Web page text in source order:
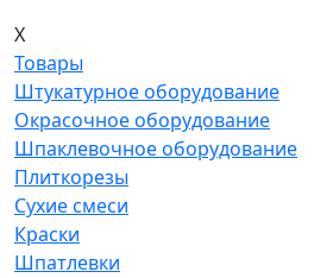
X
Товары
Штукатурное оборудование
Окрасочное оборудование
Шпаклевочное оборудование
Плиткорезы
Сухие смеси
Краски
Шпатлевки